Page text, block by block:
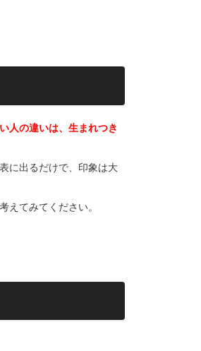
人の違いは、生まれつき
に出るだけで、印象は大
えてみてください。